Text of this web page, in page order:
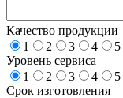
Качество продукции
1
2 3 4
5
Уровень сервиса
1
2 3 4
5
Срок изготовления